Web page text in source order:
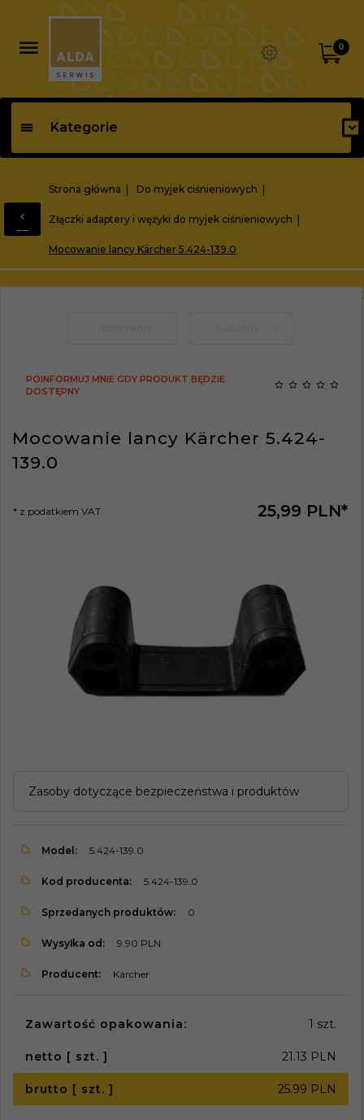
0
Kategorie
Strona główna Do myjek ciśnieniowych
Złączki adaptery i wężyki do myjek ciśnieniowych
Mocowanie lancy Kärcher 5.424-139.0
POINFORMUJ MNIE GDY PRODUKT BĘDZIE
DOSTĘPNY
Mocowanie lancy Kärcher 5.424-
139.0
25,99 PLN*
* z podatkiem VAT
Zasoby dotyczące bezpieczeństwa i produktów
Model: 5.424-139.0
Kod producenta: 5.424-139.0
Sprzedanych produktów: 0
Wysyłka od: 9.90 PLN
Producent: Kärcher
Zawartość opakowania: 1 szt.
netto [ szt. ] 21.13 PLN
brutto [ szt. ] 25.99 PLN